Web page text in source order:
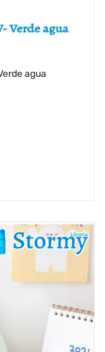
agua